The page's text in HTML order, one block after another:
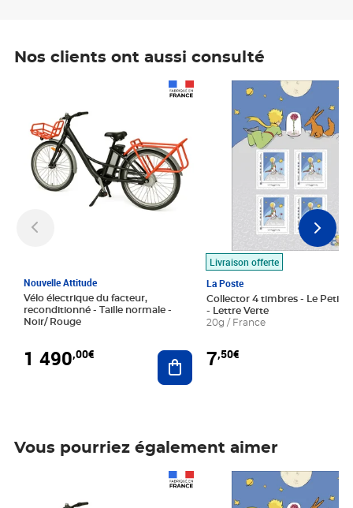
Nos clients ont aussi consulté
Nouvelle Attitude
Vélo électrique du facteur,
reconditionné - Taille normale -
Noir/ Rouge
1 490,00€ Ajouter au panier
Livraison offerte
La Poste
Collector 4 timbres - Le Petit
- Lettre Verte
20g / France
7,50€
Prix 7,50€
Vous pourriez également aimer
Prix 7,50€